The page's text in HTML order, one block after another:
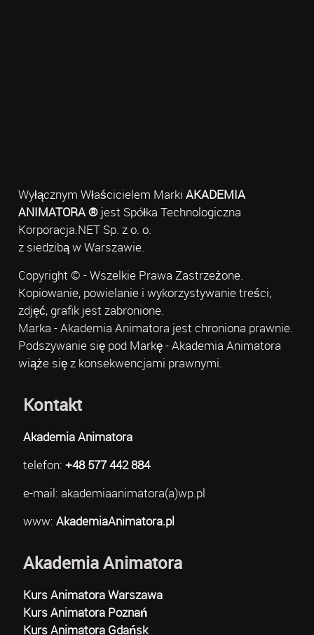
Wyłącznym Właścicielem Marki AKADEMIA
ANIMATORA ®jest Spółka Technologiczna
Korporacja.NET Sp. z o. o.
z siedzibą w Warszawie.
Copyright © - Wszelkie Prawa Zastrzeżone.
Kopiowanie, powielanie i wykorzystywanie treści,
zdjęć, grafik jest zabronione.
Marka - Akademia Animatora jest chroniona prawnie.
Podszywanie się pod Markę - Akademia Animatora
wiąże się z konsekwencjami prawnymi.
Kontakt
Akademia Animatora
telefon: +48 577 442 884
e-mail: akademiaanimatora(a)wp.pl
www: AkademiaAnimatora.pl
Akademia Animatora
Kurs Animatora Warszawa
Kurs Animatora Poznań
Kurs Animatora Gdańsk